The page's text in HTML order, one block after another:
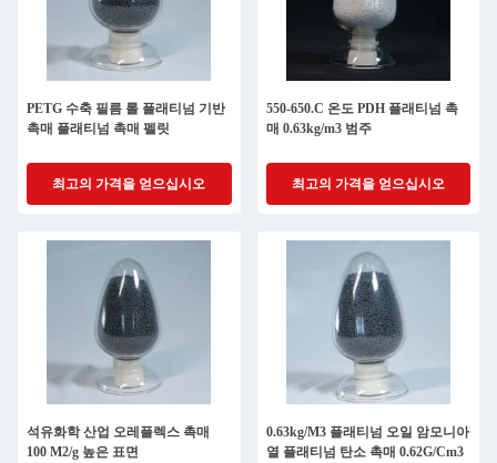
PETG 수축 필름 롤 플래티넘 기반
촉매 플래티넘 촉매 펠릿
최고의 가격을 얻으십시오
550-650.C 온도 PDH 플래티넘 촉
매 0.63kg/m3 범주
최고의 가격을 얻으십시오
석유화학 산업 오레플렉스 촉매
100 M2/g 높은 표면
0.63kg/M3 플래티넘 오일 암모니아
열 플래티넘 탄소 촉매 0.62G/Cm3